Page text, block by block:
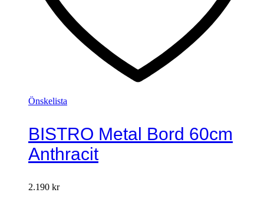
Önskelista
BISTRO Metal Bord 60cm
Anthracit
2.190 kr